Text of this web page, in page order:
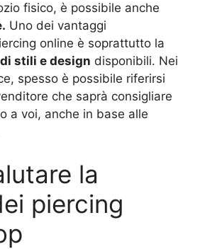
fisico, è possibile anche
Uno dei vantaggi
online è soprattutto la
stili e design disponibili. Nei
spesso è possibile riferirsi
che saprà consigliare
a voi, anche in base alle
la
piercing